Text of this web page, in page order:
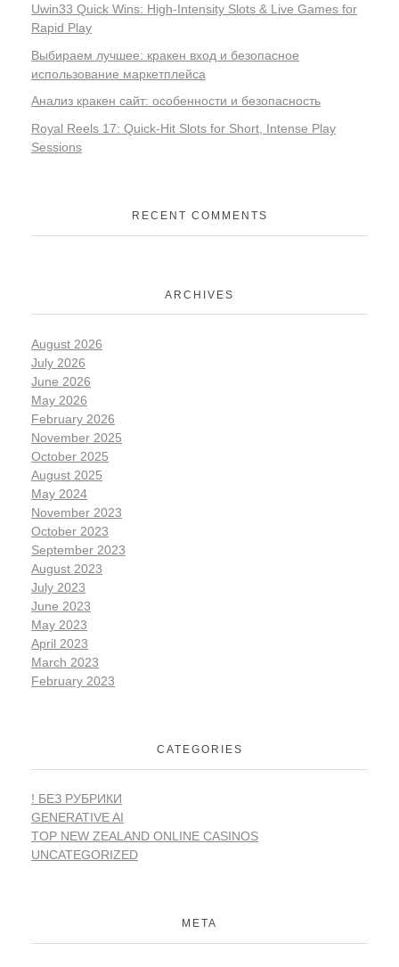
Uwin33 Quick Wins: High‑Intensity Slots & Live Games for
Rapid Play
Выбираем лучшее: кракен вход и безопасное
использование маркетплейса
Анализ кракен сайт: особенности и безопасность
Royal Reels 17: Quick‑Hit Slots for Short, Intense Play
Sessions
RECENT COMMENTS
ARCHIVES
August 2026
July 2026
June 2026
May 2026
February 2026
November 2025
October 2025
August 2025
May 2024
November 2023
October 2023
September 2023
August 2023
July 2023
June 2023
May 2023
April 2023
March 2023
February 2023
CATEGORIES
! БЕЗ РУБРИКИ
GENERATIVE AI
TOP NEW ZEALAND ONLINE CASINOS
UNCATEGORIZED
META